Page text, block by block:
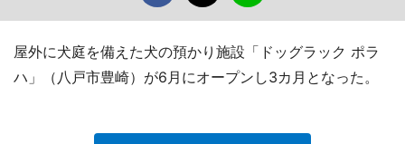
屋外に犬庭を備えた犬の預かり施設「ドッグラック ポラ
ハ」（八戸市豊崎）が6月にオープンし3カ月となった。